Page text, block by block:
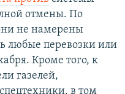
отмены. По
не намерены
любые перевозки или
Кроме того, к
газелей,
в том